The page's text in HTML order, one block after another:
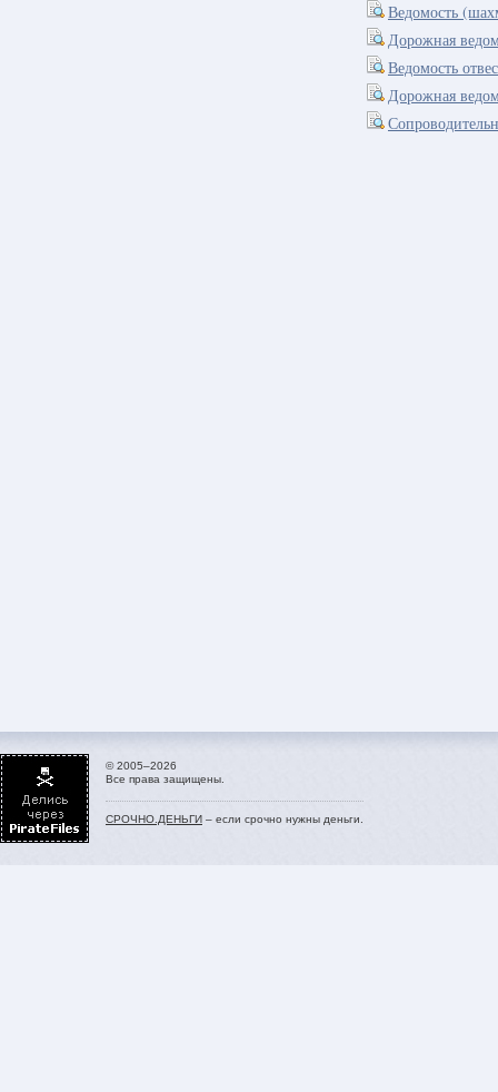
Ведомость
Дорожная
Ведомость
Дорожная
© 2005–2026
Все права защищены.
СРОЧНО.ДЕНЬГИ – если срочно нужны деньги.